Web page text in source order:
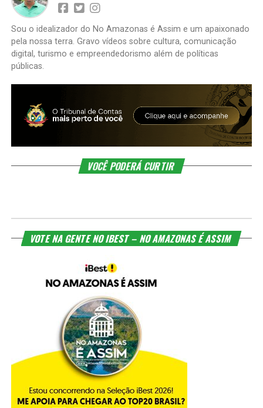
Sou o idealizador do No Amazonas é Assim e um apaixonado
pela nossa terra. Gravo vídeos sobre cultura, comunicação
digital, turismo e empreendedorismo além de políticas
públicas.
VOCÊ PODERÁ CURTIR
VOTE NA GENTE NO IBEST – NO AMAZONAS É ASSIM